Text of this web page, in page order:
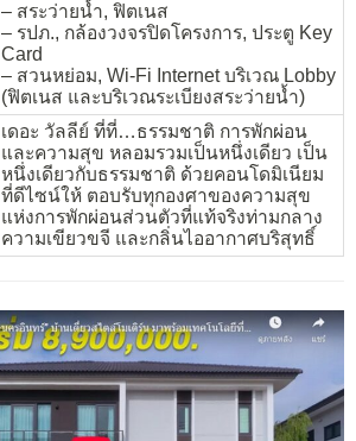
– สระว่ายน้ำ, ฟิตเนส
– รปภ., กล้องวงจรปิดโครงการ, ประตู Key
Card
– สวนหย่อม, Wi-Fi Internet บริเวณ Lobby
(ฟิตเนส และบริเวณระเบียงสระว่ายน้ำ)
เดอะ วัลลีย์ ที่ที่…ธรรมชาติ การพักผ่อน
และความสุข หลอมรวมเป็นหนึ่งเดียว เป็น
หนึ่งเดียวกับธรรมชาติ ด้วยคอนโดมิเนียม
ที่ดีไซน์ให้ ตอบรับทุกองศาของความสุข
แห่งการพักผ่อนส่วนตัวที่แท้จริงท่ามกลาง
ความเขียวขจี และกลิ่นไออากาศบริสุทธิ์